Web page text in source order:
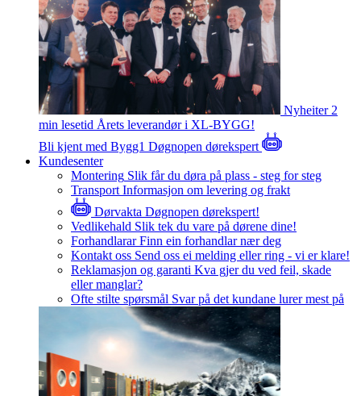
Nyheiter 2
min lesetid Årets leverandør i XL-BYGG!
Bli kjent med Bygg1 Døgnopen dørekspert
Kundesenter
Montering Slik får du døra på plass - steg for steg
Transport Informasjon om levering og frakt
Dørvakta Døgnopen dørekspert!
Vedlikehald Slik tek du vare på dørene dine!
Forhandlarar Finn ein forhandlar nær deg
Kontakt oss Send oss ei melding eller ring - vi er klare!
Reklamasjon og garanti Kva gjer du ved feil, skade
eller manglar?
Ofte stilte spørsmål Svar på det kundane lurer mest på